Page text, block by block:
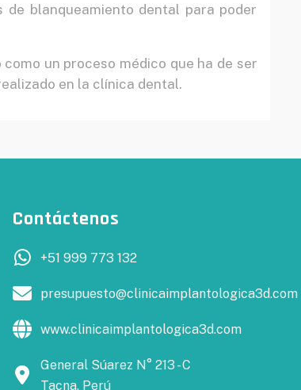
blanqueamiento dental para poder
un proceso médico que ha de ser
en la clínica dental.
Contáctenos
+51 999 773 132
presupuesto@clinicaimplantologica3d.com
www.clinicaimplantologica3d.com
General Súarez N° 213 - C
Tacna, Perú